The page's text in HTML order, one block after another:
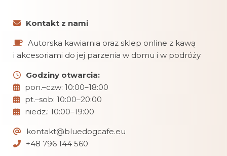
Kontakt z nami
Autorska kawiarnia oraz sklep online z kawą
i akcesoriami do jej parzenia w domu i w podróży
Godziny otwarcia:
pon.–czw: 10:00–18:00
pt.–sob: 10:00–20:00
niedz.: 10:00–19:00
kontakt@bluedogcafe.eu
+48 796 144 560